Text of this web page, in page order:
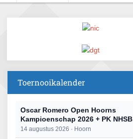
Toernooikalender
Oscar Romero Open Hoorns
Kampioenschap 2026 + PK NHSB
14 augustus 2026 · Hoorn